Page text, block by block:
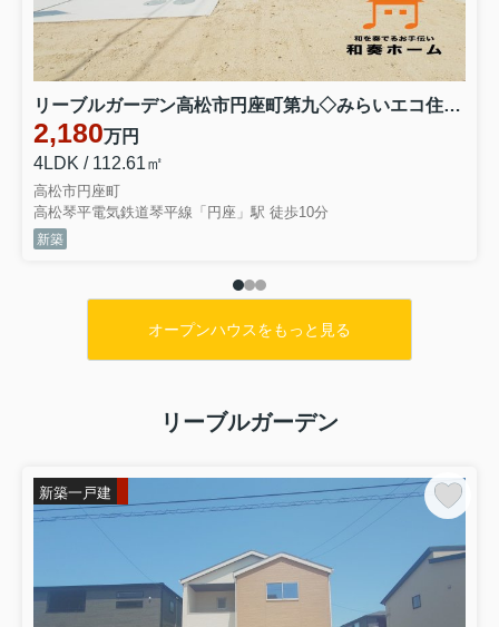
リーブルガーデン高松市円座町第九◇みらいエコ住宅2026事業補助金対象の長期優良住宅 １号棟
2,180万円
4LDK / 112.61㎡
高松市円座町
高松琴平電気鉄道琴平線「円座」駅 徒歩10分
新築
オープンハウスをもっと見る
リーブルガーデン
新築一戸建